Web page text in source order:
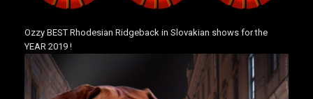
Ozzy BEST Rhodesian Ridgeback in Slovakian shows for the
YEAR 2019 !